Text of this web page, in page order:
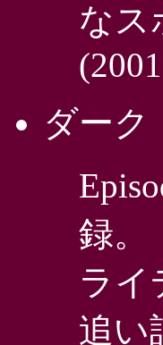
なス
ダーク
録。
ライ
追い